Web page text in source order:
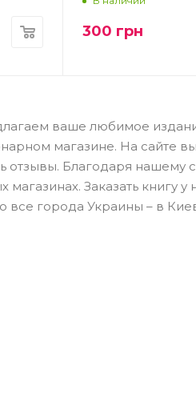
300 грн
ваше любимое
магазине. На сайте
отзывы. Благодаря нашему
Заказать книгу у
все города Украины – в